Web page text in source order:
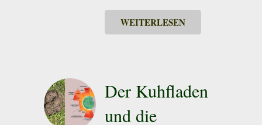
WEITERLESEN
Der Kuhfladen
und die